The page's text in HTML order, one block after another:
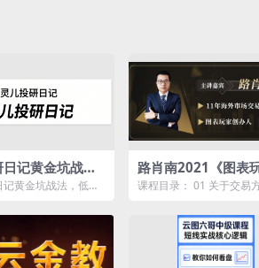
日记黄金坑战
招鲜，决胜黄
黄金坑战法，低吸
路肖南2021《图表
交易学社》交易核
课程目录： 01 关于交易
述.pdf ...